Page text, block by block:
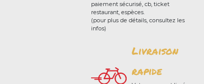
paiement sécurisé, cb, ticket
restaurant, espèces.
(pour plus de détails, consultez les
infos)
Livraison
rapide